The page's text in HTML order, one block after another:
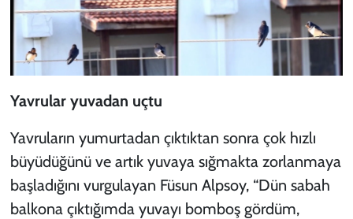
Yavrular yuvadan uçtu
Yavruların yumurtadan çıktıktan sonra çok hızlı
büyüdüğünü ve artık yuvaya sığmakta zorlanmaya
başladığını vurgulayan Füsun Alpsoy, “Dün sabah
balkona çıktığımda yuvayı bomboş gördüm,